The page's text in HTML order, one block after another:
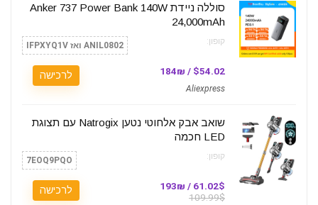
סוללה ניידת Anker 737 Power Bank 140W
24,000mAh
קופון: ANIL0802 ואז IFPXYQ1V
$54.02 / 184₪
Aliexpress
לרכישה
שואב אבק אלחוטי נטען Natrogix עם תצוגת
LED חכמה
קופון: 7EOQ9PQO
61.02$ / 193₪
109.99$
לרכישה